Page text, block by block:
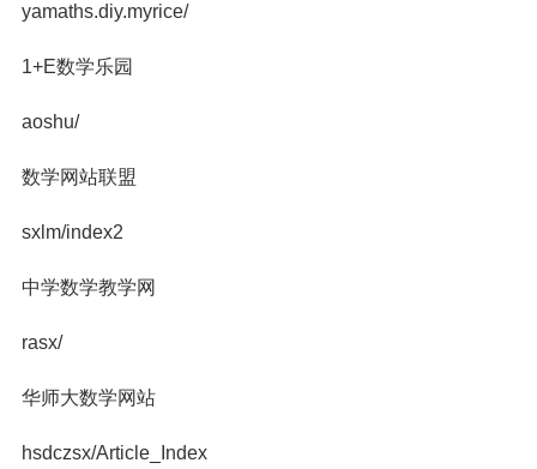
yamaths.diy.myrice/
1+E数学乐园
aoshu/
数学网站联盟
sxlm/index2
中学数学教学网
rasx/
华师大数学网站
hsdczsx/Article_Index